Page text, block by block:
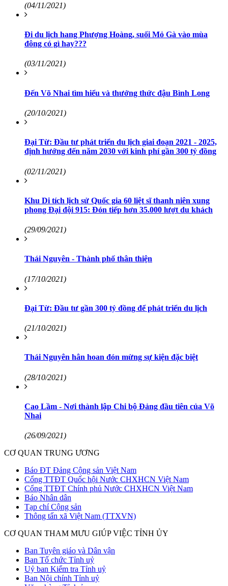
(04/11/2021)
Đi du lịch hang Phượng Hoàng, suối Mỏ Gà vào mùa
đông có gì hay???
(03/11/2021)
Đến Võ Nhai tìm hiểu và thưởng thức đậu Bình Long
(20/10/2021)
Đại Từ: Đầu tư phát triển du lịch giai đoạn 2021 - 2025,
định hướng đến năm 2030 với kinh phí gần 300 tỷ đồng
(02/11/2021)
Khu Di tích lịch sử Quốc gia 60 liệt sĩ thanh niên xung
phong Đại đội 915: Đón tiếp hơn 35.000 lượt du khách
(29/09/2021)
Thái Nguyên - Thành phố thân thiện
(17/10/2021)
Đại Từ: Đầu tư gần 300 tỷ đồng để phát triển du lịch
(21/10/2021)
Thái Nguyên hân hoan đón mừng sự kiện đặc biệt
(28/10/2021)
Cao Lầm - Nơi thành lập Chi bộ Đảng đầu tiên của Võ
Nhai
(26/09/2021)
CƠ QUAN TRUNG ƯƠNG
Báo ĐT Đảng Cộng sản Việt Nam
Cổng TTĐT Quốc hội Nước CHXHCN Việt Nam
Cổng TTĐT Chính phủ Nước CHXHCN Việt Nam
Báo Nhân dân
Tạp chí Cộng sản
Thông tấn xã Việt Nam (TTXVN)
CƠ QUAN THAM MƯU GIÚP VIỆC TỈNH ỦY
Ban Tuyên giáo và Dân vận
Ban Tổ chức Tỉnh uỷ
Uỷ ban Kiểm tra Tỉnh uỷ
Ban Nội chính Tỉnh uỷ